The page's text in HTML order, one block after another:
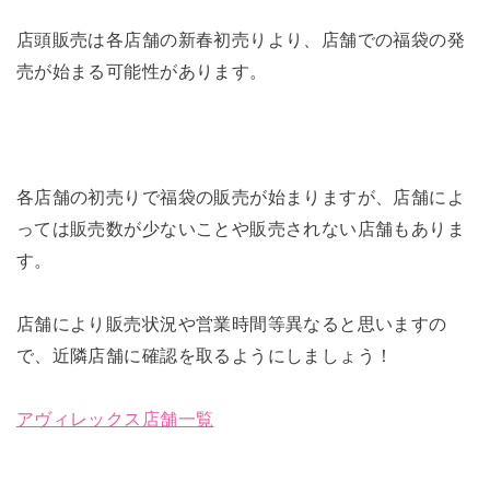
店頭販売は各店舗の新春初売りより、店舗での福袋の発
売が始まる可能性があります。
各店舗の初売りで福袋の販売が始まりますが、店舗によ
っては販売数が少ないことや販売されない店舗もありま
す。
店舗により販売状況や営業時間等異なると思いますの
で、近隣店舗に確認を取るようにしましょう！
アヴィレックス店舗一覧